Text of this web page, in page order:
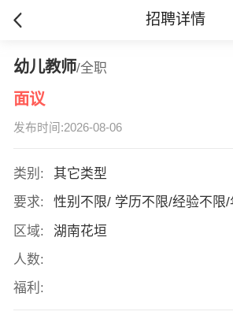
招聘详情
幼儿教师/全职
面议
发布时间:2026-08-06
类别:
其它类型
要求:
性别不限/ 学历不限/经验不限/
区域:
湖南花垣
人数:
福利: